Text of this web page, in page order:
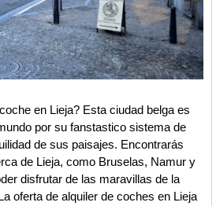
en Lieja? Esta ciudad belga es
por su fanstastico sistema de
de sus paisajes. Encontrarás
de Lieja, como Bruselas, Namur y
disfrutar de las maravillas de la
oferta de alquiler de coches en Lieja